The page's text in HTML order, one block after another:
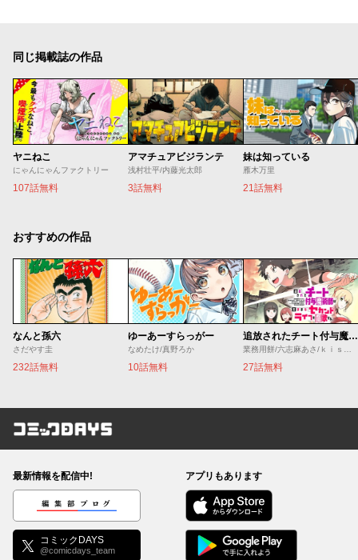
同じ掲載誌の作品
ヤニねこ
にゃんにゃんファクトリー
107話無料
アマチュアビジランテ
浅村壮平/内藤光太郎
3話無料
妹は知っている
雁木万里
21話無料
おすすめの作品
なんと孫六
さだやす圭
232話無料
ゆーあーすらっがー
なめたけ/真野ろか
10話無料
追放されたチート付与魔術師は気ままなセカンドライフを謳歌する。 ～俺は武器だけじゃなく、あらゆるものに『強化ポイント』を付与できるし、俺の意思でいつでも効果を解除できるけど、残った人たち大丈夫？～
業務用餅/六志麻あさ/ｋｉｓｕｉ
27話無料
コミックDAYS
最新情報を配信中!
編集部ブログ
コミックDAYS
@comicdays_team
アプリもあります